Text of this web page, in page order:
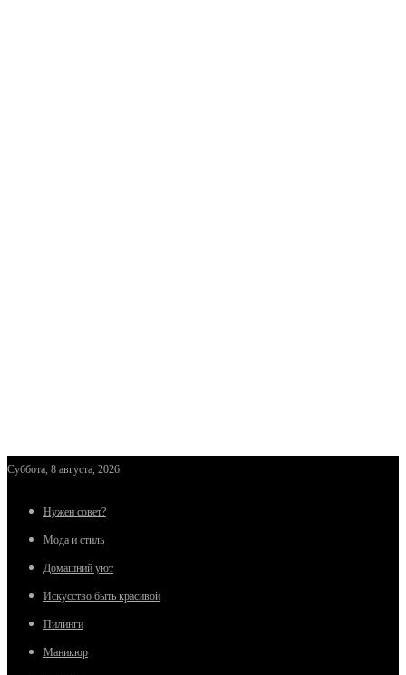
Суббота, 8 августа, 2026
Нужен совет?
Мода и стиль
Домашний уют
Искусство быть красивой
Пилинги
Маникюр